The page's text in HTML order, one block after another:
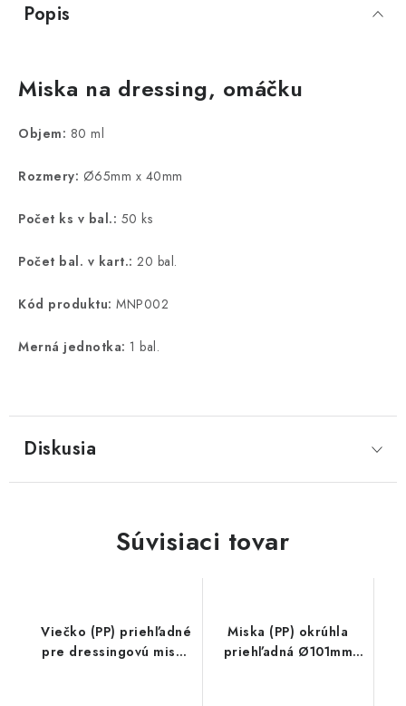
Popis
Miska na dressing, omáčku
Objem: 80 ml
Rozmery: Ø65mm x 40mm
Počet ks v bal.: 50 ks
Počet bal. v kart.: 20 bal.
Kód produktu: MNP002
Merná jednotka: 1 bal.
Diskusia
Súvisiaci tovar
Viečko (PP) priehľadné
pre dressingovú misku
Miska (PP) okrúhla
priehľadná Ø101mm